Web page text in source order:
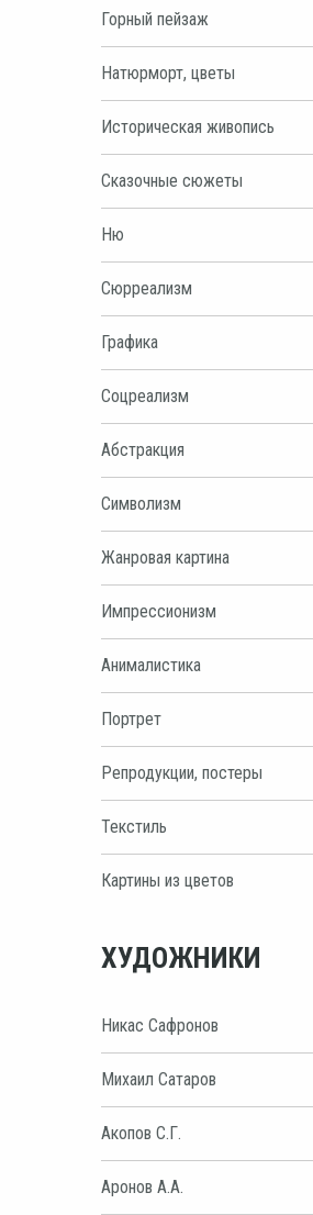
Горный пейзаж
Натюрморт, цветы
Историческая живопись
Сказочные сюжеты
Ню
Сюрреализм
Графика
Соцреализм
Абстракция
Символизм
Жанровая картина
Импрессионизм
Анималистика
Портрет
Репродукции, постеры
Текстиль
Картины из цветов
ХУДОЖНИКИ
Никас Сафронов
Михаил Сатаров
Акопов С.Г.
Аронов А.А.